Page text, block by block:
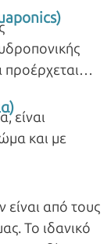
προέρχεται
είναι
και με
από τους
Το ιδανικό